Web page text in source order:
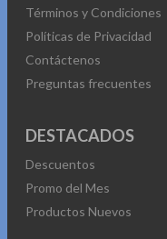
Términos y Condiciones
Políticas de Privacidad
Contáctenos
Preguntas frecuentes
DESTACADOS
Descuentos
Promo del Mes
Productos Nuevos